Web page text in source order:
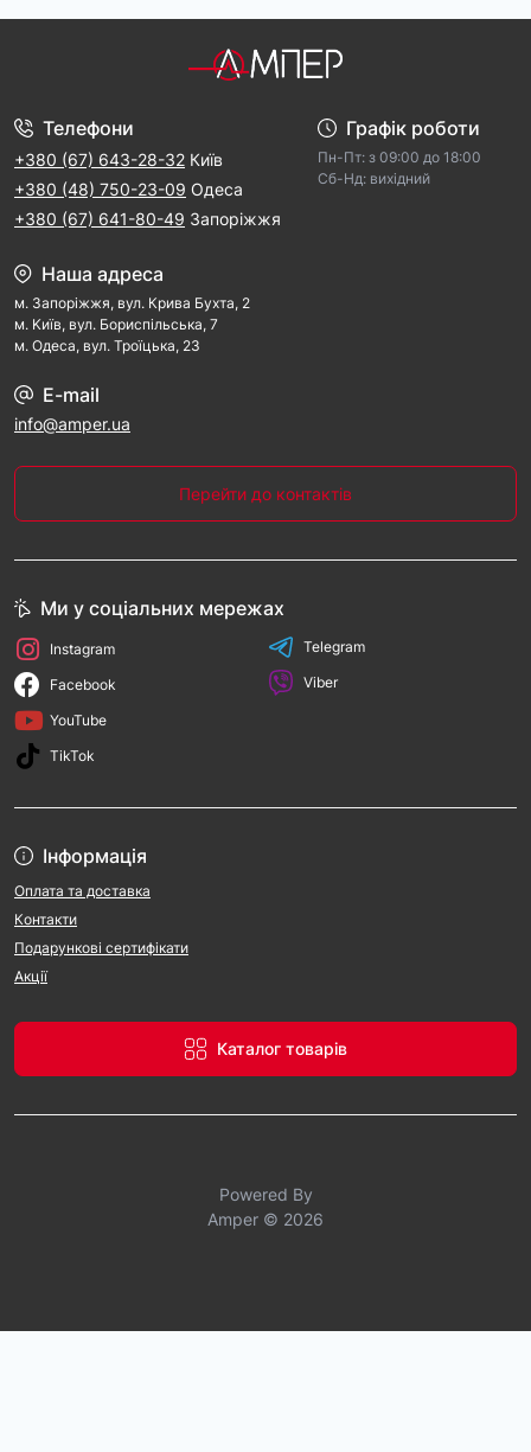
Телефони
+380 (67) 643-28-32 Київ
+380 (48) 750-23-09 Одеса
+380 (67) 641-80-49 Запоріжжя
Графік роботи
Пн-Пт: з 09:00 дo 18:00
Cб-Hд: виxідний
Наша адреса
м. Запорiжжя, вул. Крива Бухта, 2
м. Kиїв, вул. Бориспільська, 7
м. Одеса, вул. Троїцька, 23
E-mail
info@amper.ua
Перейти до контактів
Інформація
Оплата та доставка
Контакти
Подарункові сертифікати
Акції
Каталог товарів
Ми у соціальних мережах
Instagram
Facebook
YouTube
TikTok
Telegram
Viber
Powered By
Amper © 2026